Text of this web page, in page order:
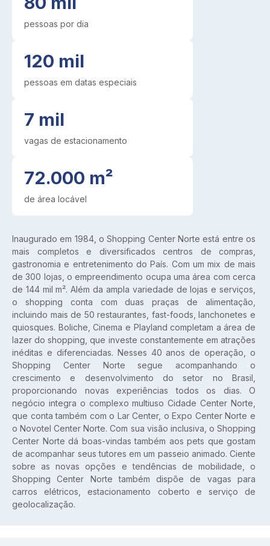
pessoas por dia
120 mil
pessoas em datas especiais
7 mil
vagas de estacionamento
72.000 m²
de área locável
Inaugurado em 1984, o Shopping Center Norte está entre os
mais completos e diversificados centros de compras,
gastronomia e entretenimento do País. Com um mix de mais
de 300 lojas, o empreendimento ocupa uma área com cerca
de 144 mil m². Além da ampla variedade de lojas e serviços,
o shopping conta com duas praças de alimentação,
incluindo mais de 50 restaurantes, fast-foods, lanchonetes e
quiosques. Boliche, Cinema e Playland completam a área de
lazer do shopping, que investe constantemente em atrações
inéditas e diferenciadas. Nesses 40 anos de operação, o
Shopping Center Norte segue acompanhando o
crescimento e desenvolvimento do setor no Brasil,
proporcionando novas experiências todos os dias. O
negócio integra o complexo multiuso Cidade Center Norte,
que conta também com o Lar Center, o Expo Center Norte e
o Novotel Center Norte. Com sua visão inclusiva, o Shopping
Center Norte dá boas-vindas também aos pets que gostam
de acompanhar seus tutores em um passeio animado. Ciente
sobre as novas opções e tendências de mobilidade, o
Shopping Center Norte também dispõe de vagas para
carros elétricos, estacionamento coberto e serviço de
geolocalização.